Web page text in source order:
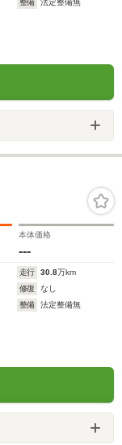
整備
法定整備無
本体価格
---
走行 30.8万km
修復
なし
整備
法定整備無